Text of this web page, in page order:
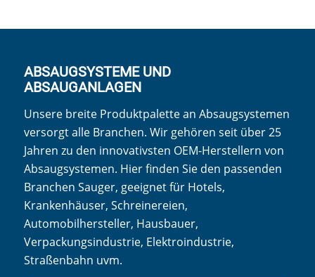
ABSAUGSYSTEME UND
ABSAUGANLAGEN
Unsere breite Produktpalette an Absaugsystemen
versorgt alle Branchen. Wir gehören seit über 25
Jahren zu den innovativsten OEM-Herstellern von
Absaugsystemen. Hier finden Sie den passenden
Branchen Sauger, geeignet für Hotels,
Krankenhäuser, Schreinereien,
Automobilhersteller, Hausbauer,
Verpackungsindustrie, Elektroindustrie,
Straßenbahn uvm.